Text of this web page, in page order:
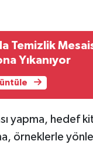
Temizlik
Yıkanıyor
yapma, hedef
örneklerle